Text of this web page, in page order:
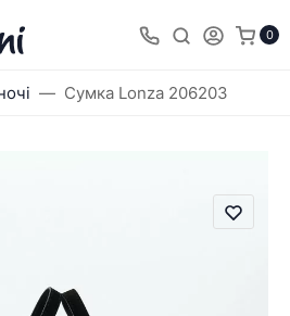
0
Сумка Lonza 206203